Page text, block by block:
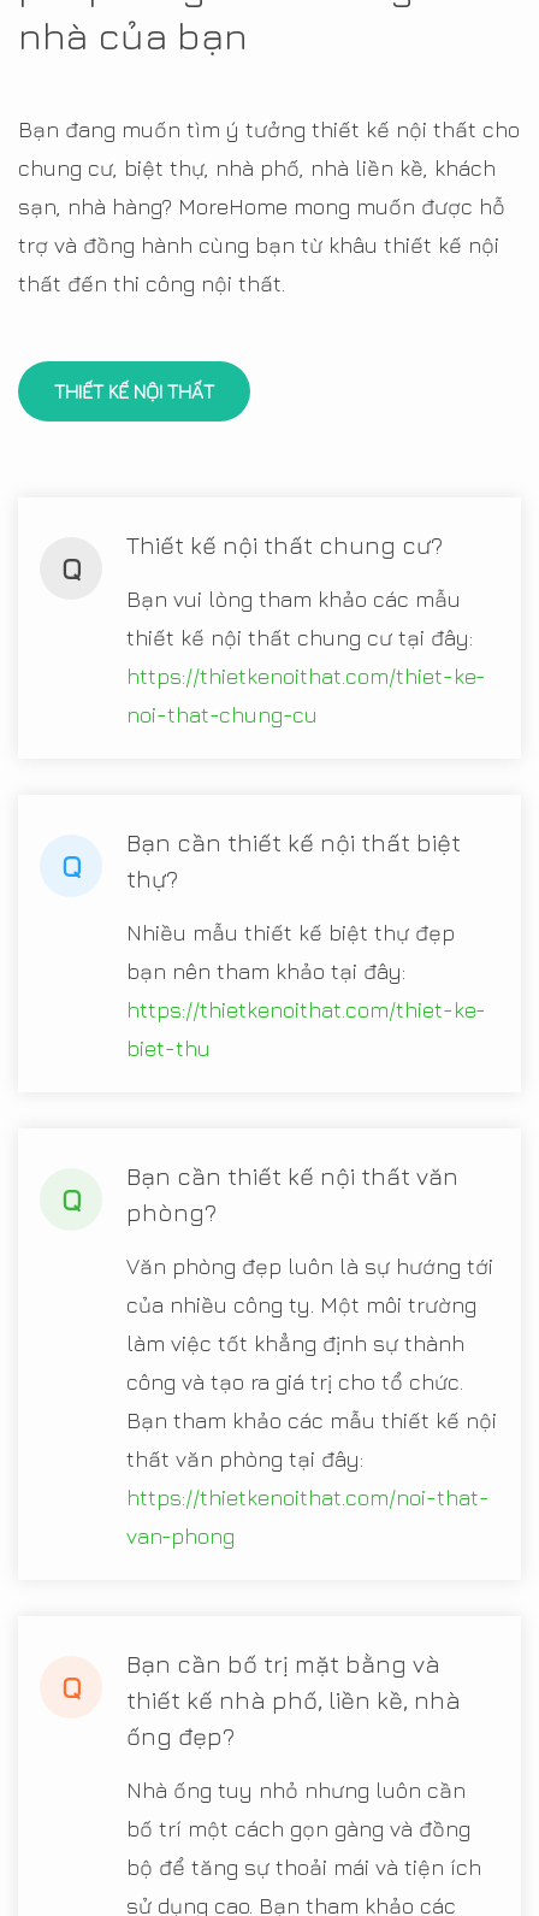
nhà của bạn
Bạn đang muốn tìm ý tưởng thiết kế nội thất cho
chung cư, biệt thự, nhà phố, nhà liền kề, khách
sạn, nhà hàng? MoreHome mong muốn được hỗ
trợ và đồng hành cùng bạn từ khâu thiết kế nội
thất đến thi công nội thất.
THIẾT KẾ NỘI THẤT
Q
Thiết kế nội thất chung cư?
Bạn vui lòng tham khảo các mẫu
thiết kế nội thất chung cư tại đây:
https://thietkenoithat.com/thiet-ke-
noi-that-chung-cu
Q
Bạn cần thiết kế nội thất biệt
thự?
Nhiều mẫu thiết kế biệt thự đẹp
bạn nên tham khảo tại đây:
https://thietkenoithat.com/thiet-ke-
biet-thu
Q
Bạn cần thiết kế nội thất văn
phòng?
Văn phòng đẹp luôn là sự hướng tới
của nhiều công ty. Một môi trường
làm việc tốt khẳng định sự thành
công và tạo ra giá trị cho tổ chức.
Bạn tham khảo các mẫu thiết kế nội
thất văn phòng tại đây:
https://thietkenoithat.com/noi-that-
van-phong
Q
Bạn cần bố trị mặt bằng và
thiết kế nhà phố, liền kề, nhà
ống đẹp?
Nhà ống tuy nhỏ nhưng luôn cần
bố trí một cách gọn gàng và đồng
bộ để tăng sự thoải mái và tiện ích
sử dụng cao. Bạn tham khảo các